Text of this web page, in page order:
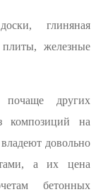
глиняная
железные
почаще других
композиций на
довольно
а их цена
бетонных